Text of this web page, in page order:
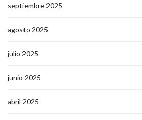
septiembre 2025
agosto 2025
julio 2025
junio 2025
abril 2025